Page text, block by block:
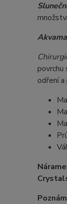
povrchu
odření a